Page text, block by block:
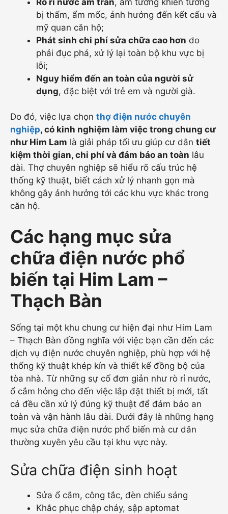
bị thấm, ẩm mốc, ảnh hưởng đến kết cấu và
mỹ quan căn hộ;
Phát sinh chi phí sửa chữa cao hơn do
phải đục phá, xử lý lại toàn bộ khu vực bị
lỗi;
Nguy hiểm đến an toàn của người sử
dụng, đặc biệt với trẻ em và người già.
Do đó, việc lựa chọn thợ điện nước chuyên
nghiệp, có kinh nghiệm làm việc trong chung cư
như Him Lam là giải pháp tối ưu giúp cư dân tiết
kiệm thời gian, chi phí và đảm bảo an toàn lâu
dài. Thợ chuyên nghiệp sẽ hiểu rõ cấu trúc hệ
thống kỹ thuật, biết cách xử lý nhanh gọn mà
không gây ảnh hưởng tới các khu vực khác trong
căn hộ.
Các hạng mục sửa
chữa điện nước phổ
biến tại Him Lam –
Thạch Bàn
Sống tại một khu chung cư hiện đại như Him Lam
– Thạch Bàn đồng nghĩa với việc bạn cần đến các
dịch vụ điện nước chuyên nghiệp, phù hợp với hệ
thống kỹ thuật khép kín và thiết kế đồng bộ của
tòa nhà. Từ những sự cố đơn giản như rò rỉ nước,
ổ cắm hỏng cho đến việc lắp đặt thiết bị mới, tất
cả đều cần xử lý đúng kỹ thuật để đảm bảo an
toàn và vận hành lâu dài. Dưới đây là những hạng
mục sửa chữa điện nước phổ biến mà cư dân
thường xuyên yêu cầu tại khu vực này.
Sửa chữa điện sinh hoạt
Sửa ổ cắm, công tắc, đèn chiếu sáng
Khắc phục chập cháy, sập aptomat